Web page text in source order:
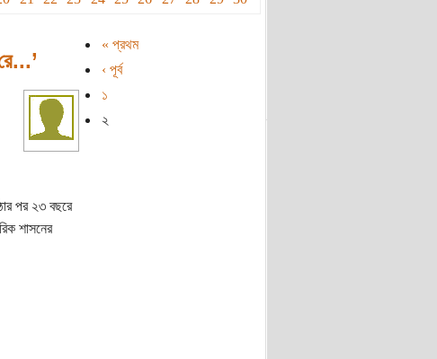
পর ২৩ বছরে
শাসনের
« প্রথম
‹ পূর্ব
১
২